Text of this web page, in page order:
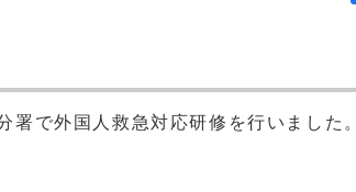
で外国人救急対応研修を行いました。